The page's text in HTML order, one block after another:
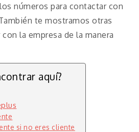
números para contactar con
te mostramos otras
la empresa de la manera
aquí?
si no eres cliente